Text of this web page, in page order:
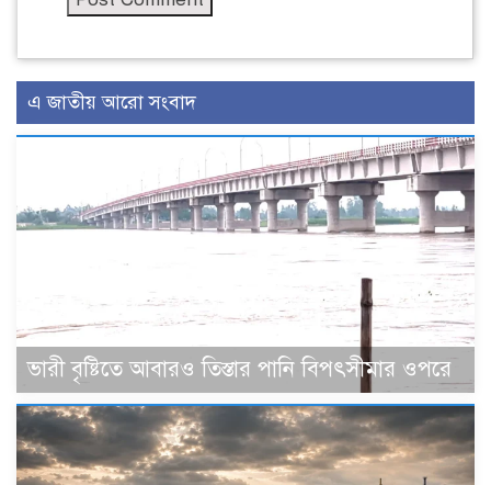
এ জাতীয় আরো সংবাদ
ভারী বৃষ্টিতে আবারও তিস্তার পানি বিপৎসীমার ওপরে